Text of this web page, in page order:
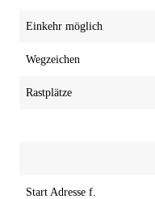
Einkehr möglich
Wegzeichen
Rastplätze
Start Adresse f.